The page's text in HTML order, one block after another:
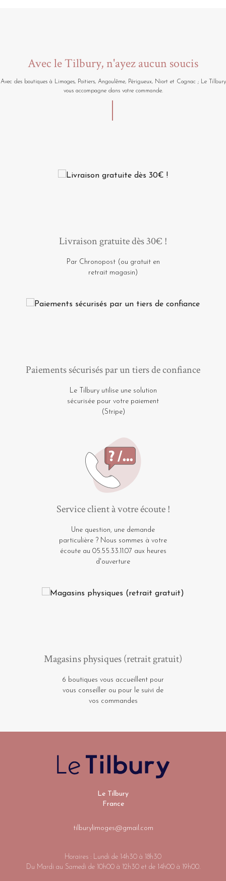
Avec le Tilbury, n'ayez aucun soucis
Avec des boutiques à Limoges, Poitiers, Angoulême, Périgueux, Niort et Cognac ; Le Tilbury
vous accompagne dans votre commande.
Livraison gratuite dès 30€ !
Par Chronopost (ou gratuit en
retrait magasin)
Paiements sécurisés par un tiers de confiance
Le Tilbury utilise une solution
sécurisée pour votre paiement
(Stripe)
Service client à votre écoute !
Une question, une demande
particulière ? Nous sommes à votre
écoute au 05.55.33.11.07 aux heures
d'ouverture
Magasins physiques (retrait gratuit)
6 boutiques vous accueillent pour
vous conseiller ou pour le suivi de
vos commandes
Le Tilbury
France
tilburylimoges@gmail.com
Horaires : Lundi de 14h30 à 18h30
Du Mardi au Samedi de 10h00 à 12h30 et de 14h00 à 19h00.